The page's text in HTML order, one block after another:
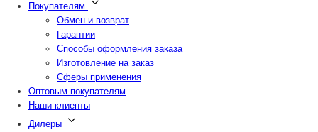
Покупателям
Обмен и возврат
Гарантии
Способы оформления заказа
Изготовление на заказ
Сферы применения
Оптовым покупателям
Наши клиенты
Дилеры